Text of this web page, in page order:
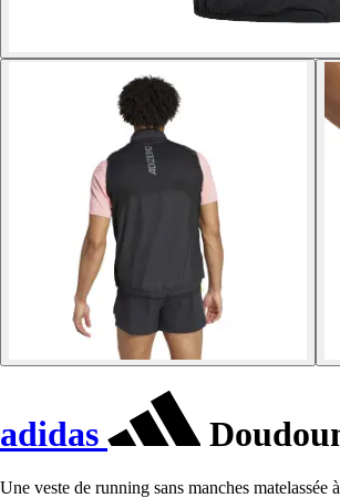
adidas
Une veste de running sans manches matelassée